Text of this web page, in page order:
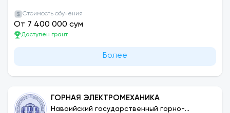
Стоимость обучения
От 7 400 000 сум
Доступен грант
Более
ГОРНАЯ ЭЛЕКТРОМЕХАНИКА
Навоийский государственный горно-